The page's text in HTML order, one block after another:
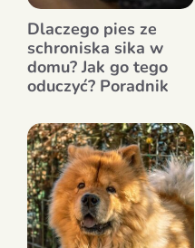
Dlaczego pies ze
schroniska sika w
domu? Jak go tego
oduczyć? Poradnik